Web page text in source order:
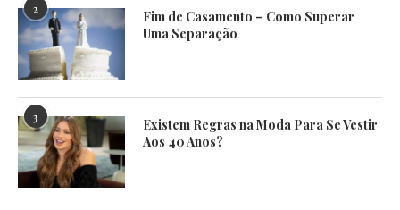
2
Fim de Casamento – Como Superar
Uma Separação
3
Existem Regras na Moda Para Se Vestir
Aos 40 Anos?